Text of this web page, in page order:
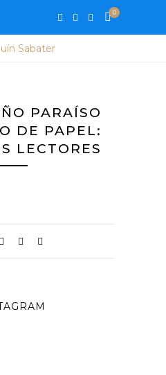
0
PARAÍSO
DE PAPEL:
LECTORES